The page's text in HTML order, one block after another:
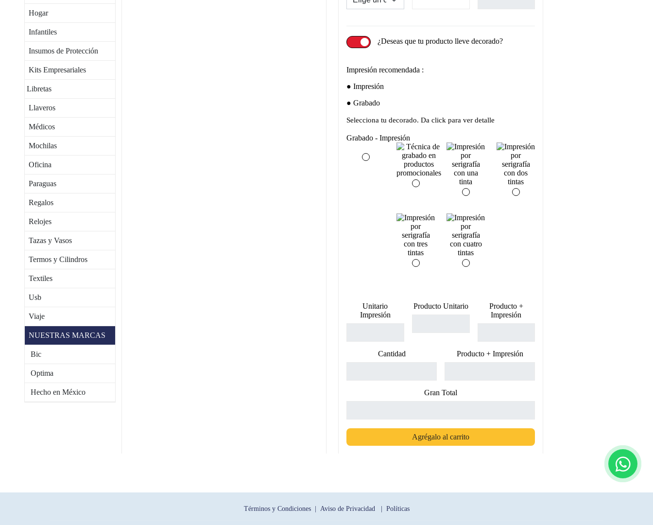
Hogar
Infantiles
Insumos de Protección
Kits Empresariales
Libretas
Llaveros
Médicos
Mochilas
Oficina
Paraguas
Regalos
Relojes
Tazas y Vasos
Termos y Cilindros
Textiles
Usb
Viaje
NUESTRAS MARCAS
Bic
Optima
Hecho en México
¿Deseas que tu producto lleve decorado?
Impresión recomendada :
Impresión
Grabado
Selecciona tu decorado. Da click para ver detalle
Grabado - Impresión
Unitario
Impresión
Producto Unitario
Producto +
Impresión
Cantidad Producto + Impresión
Gran Total
Agrégalo al carrito
Términos y Condiciones | Aviso de Privacidad | Políticas